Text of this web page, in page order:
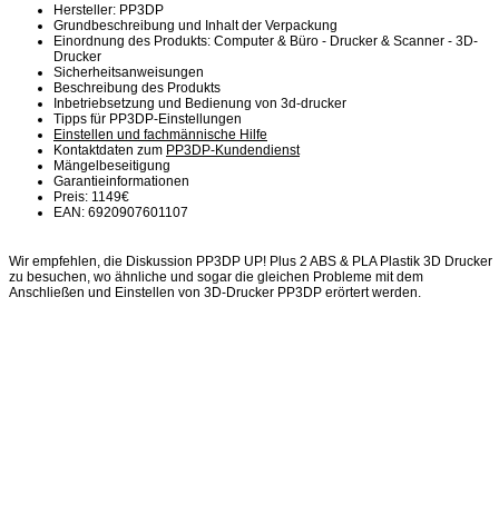
Hersteller: PP3DP
Grundbeschreibung und Inhalt der Verpackung
Einordnung des Produkts: Computer & Büro - Drucker & Scanner - 3D-
Drucker
Sicherheitsanweisungen
Beschreibung des Produkts
Inbetriebsetzung und Bedienung von 3d-drucker
Tipps für PP3DP-Einstellungen
Einstellen und fachmännische Hilfe
Kontaktdaten zum PP3DP-Kundendienst
Mängelbeseitigung
Garantieinformationen
Preis: 1149€
EAN: 6920907601107
Wir empfehlen, die Diskussion PP3DP UP! Plus 2 ABS & PLA Plastik 3D Drucker
zu besuchen, wo ähnliche und sogar die gleichen Probleme mit dem
Anschließen und Einstellen von 3D-Drucker PP3DP erörtert werden.